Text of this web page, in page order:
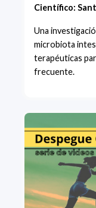
Científico:
Una
microbiota
terapéuticas
frecuente.